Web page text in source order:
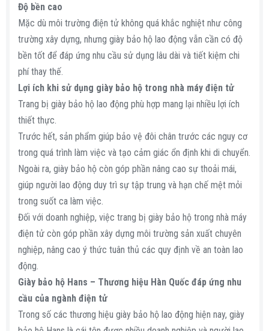
Độ bền cao
Mặc dù môi trường điện tử không quá khắc nghiệt như công
trường xây dựng, nhưng giày bảo hộ lao động vẫn cần có độ
bền tốt để đáp ứng nhu cầu sử dụng lâu dài và tiết kiệm chi
phí thay thế.
Lợi ích khi sử dụng giày bảo hộ trong nhà máy điện tử
Trang bị giày bảo hộ lao động phù hợp mang lại nhiều lợi ích
thiết thực.
Trước hết, sản phẩm giúp bảo vệ đôi chân trước các nguy cơ
trong quá trình làm việc và tạo cảm giác ổn định khi di chuyển.
Ngoài ra, giày bảo hộ còn góp phần nâng cao sự thoải mái,
giúp người lao động duy trì sự tập trung và hạn chế mệt mỏi
trong suốt ca làm việc.
Đối với doanh nghiệp, việc trang bị giày bảo hộ trong nhà máy
điện tử còn góp phần xây dựng môi trường sản xuất chuyên
nghiệp, nâng cao ý thức tuân thủ các quy định về an toàn lao
động.
Giày bảo hộ Hans – Thương hiệu Hàn Quốc đáp ứng nhu
cầu của ngành điện tử
Trong số các thương hiệu giày bảo hộ lao động hiện nay, giày